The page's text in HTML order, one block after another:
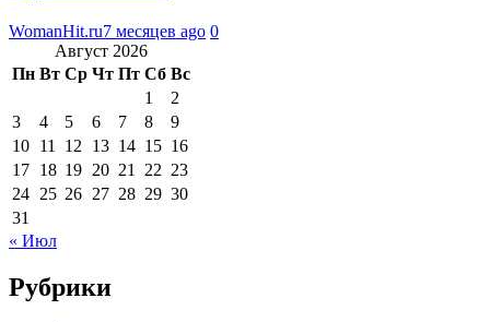
WomanHit.ru7 месяцев ago 0
Август 2026
Пн Вт Ср Чт Пт Сб Вс
1
2
3
4 5 6 7 8
9
10 11 12 13 14 15 16
17 18 19 20 21 22 23
24 25 26 27 28 29 30
31
« Июл
Рубрики